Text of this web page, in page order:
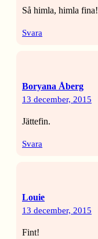
Så himla, himla
Svara
Boryana Åberg
13 december, 2015
Jättefin.
Svara
Louie
13 december, 2015
Fint!